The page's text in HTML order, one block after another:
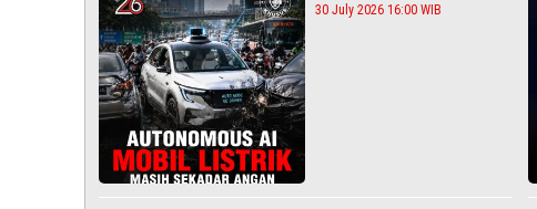
30 July 2026 16:00 WIB